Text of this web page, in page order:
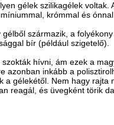
gélek szilikagélek
krómmal és
származik, a
bír (például szigetelő).
hívni, ám ezek a
azonban inkább a
a gélekétől. Nem hagy
reagál, és üvegként törik